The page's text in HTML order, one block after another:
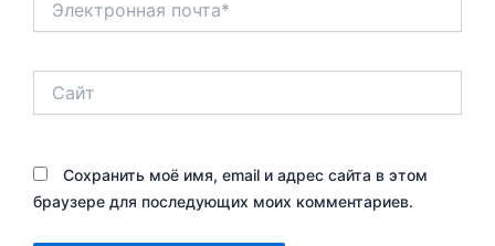
почта*
Сохранить моё имя, email и адрес сайта в этом
браузере для последующих моих комментариев.